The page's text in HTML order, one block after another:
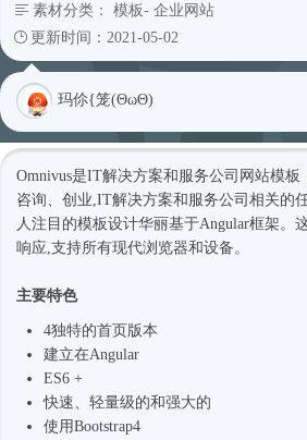
素材分类： 模板- 企业网站
更新时间：2021-05-02
玛伱{笼(ΘωΘ)
Omnivus是IT解决方案和服务公司网站模板
咨询、创业,IT解决方案和服务公司相关的
人注目的模板设计华丽基于Angular框架。
响应,支持所有现代浏览器和设备。
主要特色
4独特的首页版本
建立在Angular
ES6 +
快速、轻量级的和强大的
使用Bootstrap4